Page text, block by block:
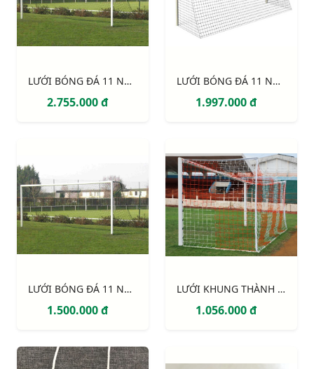
LƯỚI BÓNG ĐÁ 11 NGƯỜI S12920W
2.755.000 đ
LƯỚI BÓNG ĐÁ 11 NGƯỜI S12862W
1.997.000 đ
LƯỚI BÓNG ĐÁ 11 NGƯỜI S12860W
1.500.000 đ
LƯỚI KHUNG THÀNH 2 MÀU (trắng - đỏ)
1.056.000 đ